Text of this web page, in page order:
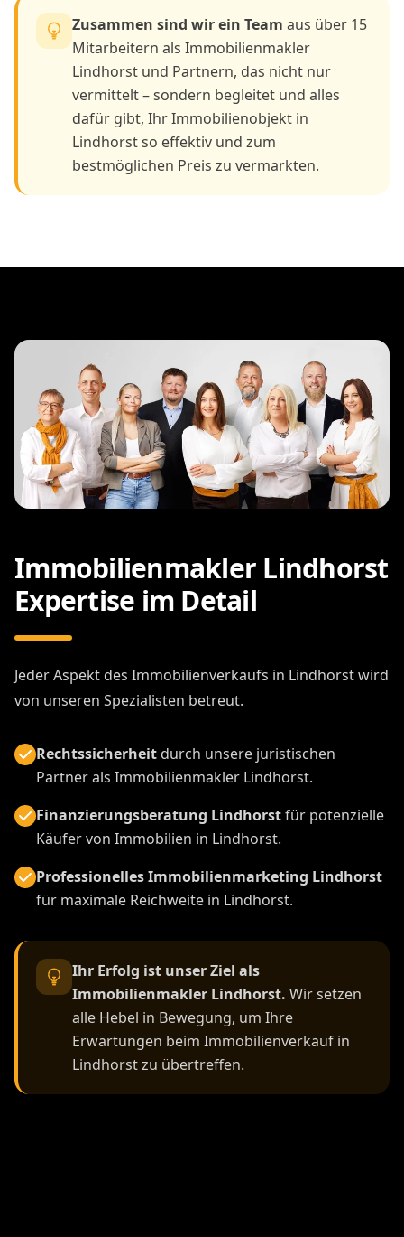
Zusammen sind wir ein Team aus über 15
Mitarbeitern als Immobilienmakler
Lindhorst und Partnern, das nicht nur
vermittelt – sondern begleitet und alles
dafür gibt, Ihr Immobilienobjekt in
Lindhorst so effektiv und zum
bestmöglichen Preis zu vermarkten.
Immobilienmakler Lindhorst
Expertise im Detail
Jeder Aspekt des Immobilienverkaufs in Lindhorst wird
von unseren Spezialisten betreut.
Rechtssicherheitdurch unsere juristischen
Partner als Immobilienmakler Lindhorst.
Finanzierungsberatung Lindhorstfür potenzielle
Käufer von Immobilien in Lindhorst.
Professionelles Immobilienmarketing Lindhorst
für maximale Reichweite in Lindhorst.
Ihr Erfolg ist unser Ziel als
Immobilienmakler Lindhorst. Wir setzen
alle Hebel in Bewegung, um Ihre
Erwartungen beim Immobilienverkauf in
Lindhorst zu übertreffen.